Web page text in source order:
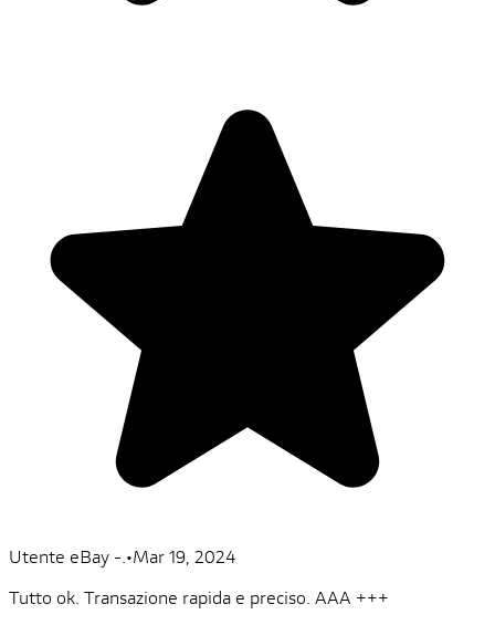
Utente eBay -.•Mar 19, 2024
Tutto ok. Transazione rapida e preciso. AAA +++